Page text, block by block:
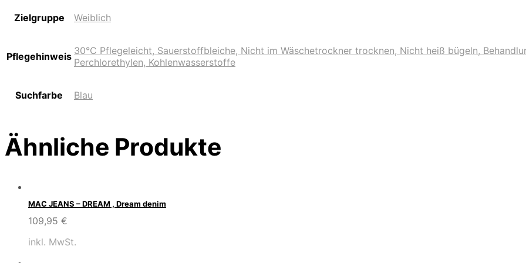
Zielgruppe Weiblich
Pflegehinweis 30°C Pflegeleicht, Sauerstoffbleiche, Nicht im Wäschetrockner trocknen, Nicht heiß bügeln,
Perchlorethylen, Kohlenwasserstoffe
Suchfarbe Blau
Ähnliche Produkte
MAC JEANS – DREAM , Dream denim
109,95 €
inkl. MwSt.